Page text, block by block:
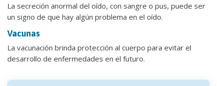
La secreción anormal del oído, con sangre o pus, puede ser
un signo de que hay algún problema en el oído.
Vacunas
La vacunación brinda protección al cuerpo para evitar el
desarrollo de enfermedades en el futuro.